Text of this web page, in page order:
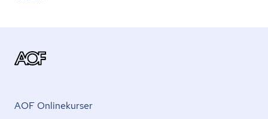
AOF Onlinekurser